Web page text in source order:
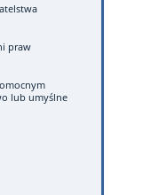
praw
lub umyślne